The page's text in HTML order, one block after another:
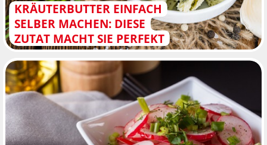
KRÄUTERBUTTER EINFACH
SELBER MACHEN: DIESE
ZUTAT MACHT SIE PERFEKT